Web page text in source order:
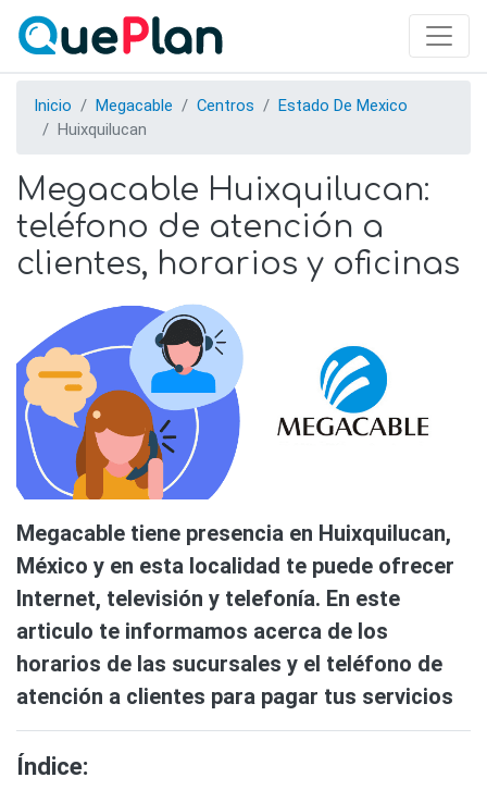
Inicio Megacable Centros
Estado De Mexico
Huixquilucan
Megacable Huixquilucan:
teléfono de atención a
clientes, horarios y oficinas
Megacable tiene presencia en Huixquilucan,
México y en esta localidad te puede ofrecer
Internet, televisión y telefonía. En este
articulo te informamos acerca de los
horarios de las sucursales y el teléfono de
atención a clientes para pagar tus servicios
Índice: